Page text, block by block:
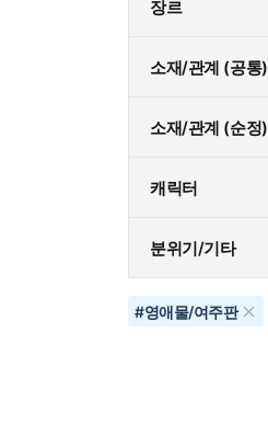
장르
소재/관계 (공통)
소재/관계 (순정)
캐릭터
분위기/기타
#영애물/여주판